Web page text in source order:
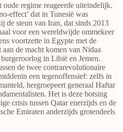
regime reageerde uiteindelijk.
effect’ dat in Tunesië was
de steun van Iran, dat sinds 2013
voor een wereldwijde ommekeer
voortzette in Egypte met de
aan de macht komen van Nidaa
in Libië en Jemen.
de twee contrarevolutionaire
een tegenoffensief: zelfs in
hergroepeert generaal Haftar
Het is deze botsing
crisis tussen Qatar enerzijds en de
Emiraten anderzijds grotendeels